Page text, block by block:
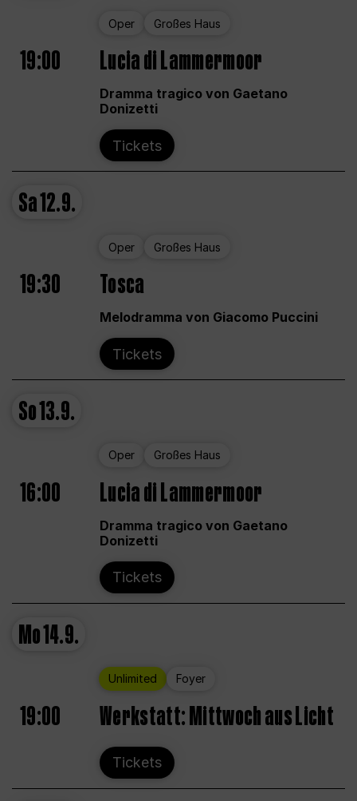
Oper Großes Haus
19:00 Lucia di Lammermoor
Dramma tragico von Gaetano
Donizetti
Tickets
Sa12.9.
Oper Großes Haus
19:30 Tosca
Melodramma von Giacomo Puccini
Tickets
So13.9.
Oper Großes Haus
16:00 Lucia di Lammermoor
Dramma tragico von Gaetano
Donizetti
Tickets
Mo14.9.
Unlimited Foyer
19:00 Werkstatt: Mittwoch aus Licht
Tickets